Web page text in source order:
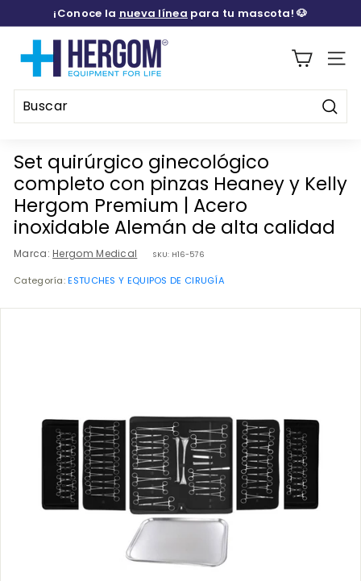
directamente
diapositivas
¡Conoce la nueva línea para tu mascota! 🐶
E
R
G
M
M
E
D
I
C
A
L
Set quirúrgico ginecológico
completo con pinzas Heaney y Kelly
Hergom Premium | Acero
inoxidable Alemán de alta calidad
Marca: Hergom Medical SKU: H16-576
Categoría:ESTUCHES Y EQUIPOS DE CIRUGÍA